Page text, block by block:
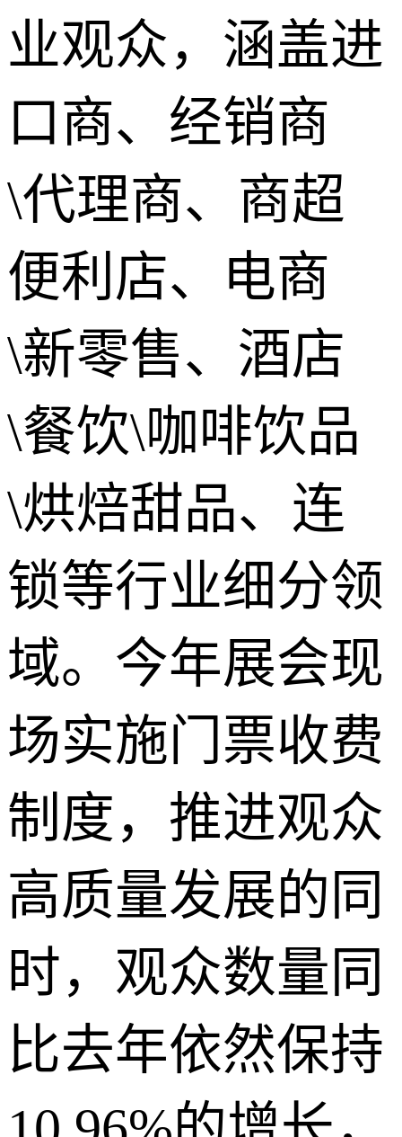
业观众，涵盖进
口商、经销商
\代理商、商超
便利店、电商
\新零售、酒店
\餐饮\咖啡饮品
\烘焙甜品、连
锁等行业细分领
域。今年展会现
场实施门票收费
制度，推进观众
高质量发展的同
时，观众数量同
比去年依然保持